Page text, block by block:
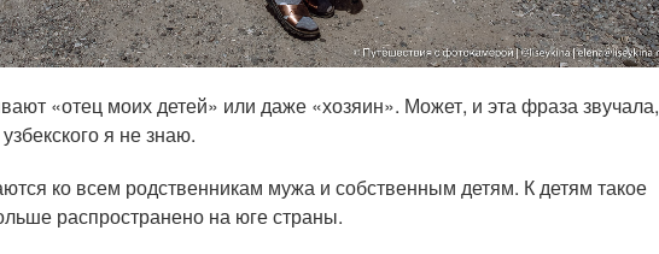
«отец моих детей» или даже «хозяин». Может, и эта фраза звучала,
я не знаю.
ко всем родственникам мужа и собственным детям. К детям такое
распространено на юге страны.